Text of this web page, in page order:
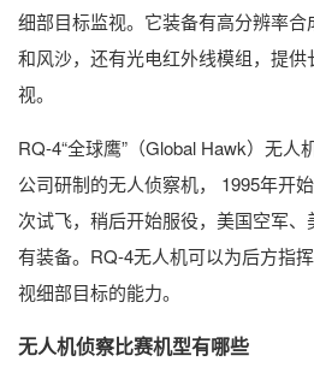
细部目标监视。它装备有高分辨率
和风沙，还有光电红外线模组，提
视。
RQ-4“全球鹰”（Global Hawk）无人
公司研制的无人侦察机， 1995年开
次试飞，稍后开始服役，美国空军
有装备。RQ-4无人机可以为后方指
视细部目标的能力。
无人机侦察比赛机型有哪些